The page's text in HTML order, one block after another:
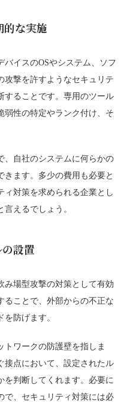
的な実施
イスのOSやシステム、ソフ
攻撃を許すようなセキュリテ
することです。専用のツール
弱性の特定やランク付け、そ
、自社のシステムに何らかの
きます。多少の費用も必要と
ィ対策を求められる企業とし
えるでしょう。
設置
み場型攻撃の対策として有効
ることで、外部からの不正な
防げます。
トワークの防護壁を指しま
接点において、設定されたル
を判断してくれます。必要に
で、セキュリティ対策には必